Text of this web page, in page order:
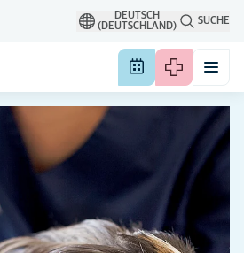
DEUTSCH
(DEUTSCHLAND)
SUCHE